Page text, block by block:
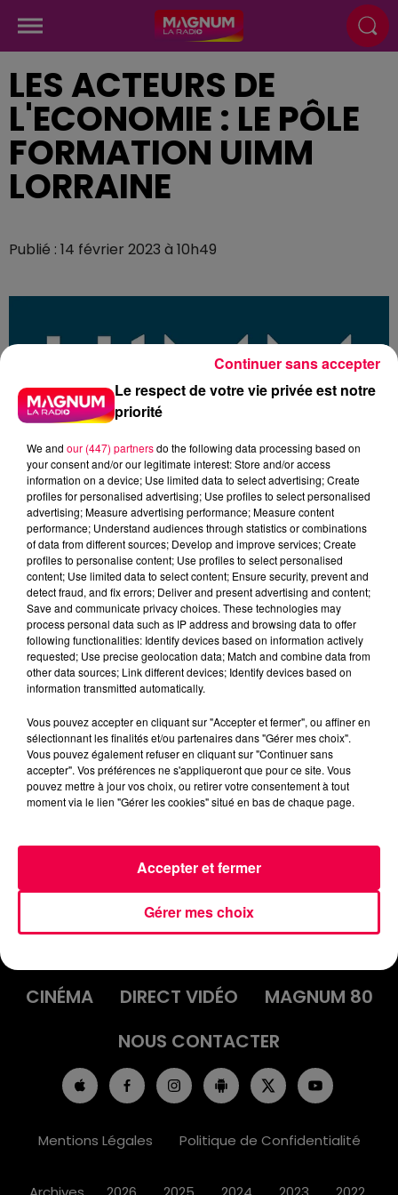
LES ACTEURS DE
L'ECONOMIE : LE PÔLE
FORMATION UIMM
LORRAINE
Publié : 14 février 2023 à 10h49
podcasts/2023/02/PUBLIREPORT-UIMM-.mp3
INFOS
EMISSIONS
CINÉMA
DIRECT VIDÉO
MAGNUM 80
NOUS CONTACTER
Mentions Légales Politique de Confidentialité
Le respect de votre vie privée est notre
priorité
We and our (447) partnersdo the following data processing based on
your consent and/or our legitimate interest: Store and/or access
information on a device; Use limited data to select advertising; Create
profiles for personalised advertising; Use profiles to select personalised
advertising; Measure advertising performance; Measure content
performance; Understand audiences through statistics or combinations
of data from different sources; Develop and improve services; Create
profiles to personalise content; Use profiles to select personalised
content; Use limited data to select content; Ensure security, prevent and
detect fraud, and fix errors; Deliver and present advertising and content;
Save and communicate privacy choices. These technologies may
process personal data such as IP address and browsing data to offer
following functionalities: Identify devices based on information actively
requested; Use precise geolocation data; Match and combine data from
other data sources; Link different devices; Identify devices based on
information transmitted automatically.
Vous pouvez accepter en cliquant sur "Accepter et fermer", ou affiner en
sélectionnant les finalités et/ou partenaires dans "Gérer mes choix".
Vous pouvez également refuser en cliquant sur "Continuer sans
accepter". Vos préférences ne s'appliqueront que pour ce site. Vous
pouvez mettre à jour vos choix, ou retirer votre consentement à tout
moment via le lien "Gérer les cookies" situé en bas de chaque page.
Gérer mes choix
Accepter et fermer
Continuer sans accepter